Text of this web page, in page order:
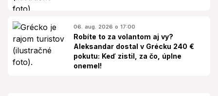
06. aug. 2026 o 17:00
Robíte to za volantom aj vy?
Aleksandar dostal v Grécku 240 €
pokutu: Keď zistil, za čo, úplne
onemel!